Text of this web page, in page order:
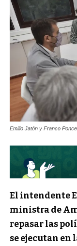
Emilio Jatón y Franco
El intendente
ministra de
repasar las
se ejecutan en